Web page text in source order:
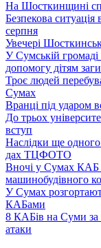
На Шосткинщині
Безпекова
серпня
Увечері
У Сумській
допомогу дітям
Троє людей
Сумах
Вранці під ударом
До трьох
вступ
Наслідки ще
дах ТЦФОТО
Вночі у Сумах КАБ
машинобудівного
У Сумах розгортають
КАБами
8 КАБів на Суми за
атаки